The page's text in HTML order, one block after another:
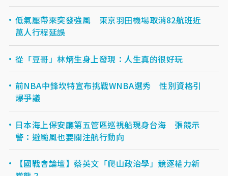
低氣壓帶來突發強風 東京羽田機場取消82航班近
萬人行程延誤
從「豆哥」林炳生身上發現：人生真的很好玩
前NBA中鋒坎特宣布挑戰WNBA選秀 性別資格引
爆爭議
日本海上保安廳第五管區巡視船現身台海 張競示
警：避颱風也要關注航行動向
【國戰會論壇】蔡英文「爬山政治學」競逐權力新